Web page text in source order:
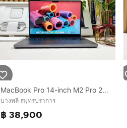
MacBook Pro 14-inch M2 Pro 2023 Ram16GB SSD1TB Space Gray
บางพลี สมุทรปราการ
฿ 38,900